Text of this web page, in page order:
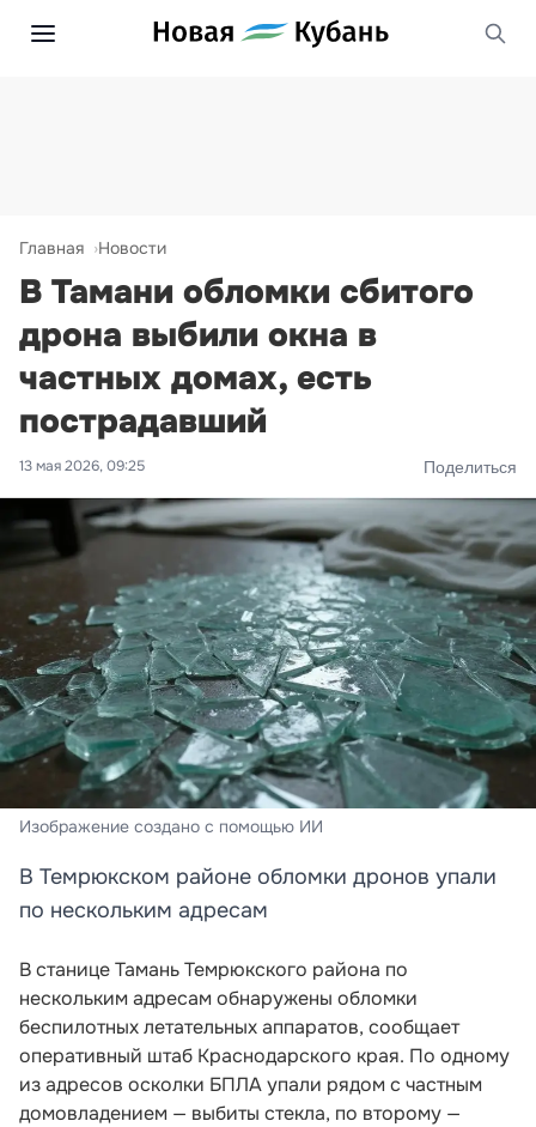
Главная Новости
В Тамани обломки сбитого
дрона выбили окна в
частных домах, есть
пострадавший
13 мая 2026, 09:25 Поделиться
Изображение создано с помощью ИИ
В Темрюкском районе обломки дронов упали
по нескольким адресам
В станице Тамань Темрюкского района по
нескольким адресам обнаружены обломки
беспилотных летательных аппаратов, сообщает
оперативный штаб Краснодарского края. По одному
из адресов осколки БПЛА упали рядом с частным
домовладением — выбиты стекла, по второму —